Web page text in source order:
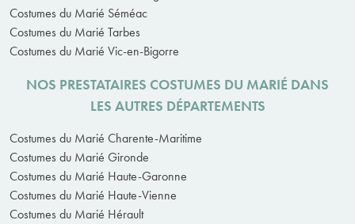
Costumes du Marié Séméac
Costumes du Marié Tarbes
Costumes du Marié Vic-en-Bigorre
NOS PRESTATAIRES COSTUMES DU MARIÉ DANS
LES AUTRES DÉPARTEMENTS
Costumes du Marié Charente-Maritime
Costumes du Marié Gironde
Costumes du Marié Haute-Garonne
Costumes du Marié Haute-Vienne
Costumes du Marié Hérault